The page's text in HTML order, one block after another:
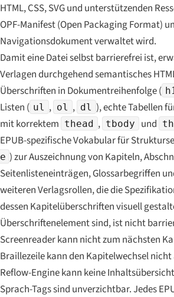
HTML, CSS, SVG und unterstützenden
OPF-Manifest (Open Packaging Format)
Navigationsdokument verwaltet wird.
Damit eine Datei selbst barrierefrei ist,
Verlagen durchgehend semantisches
Überschriften in Dokumentreihenfolge (
Listen ( ul , ol , dl
), echte Tabellen
mit korrektem thead , tbody und th
EPUB-spezifische Vokabular für
e ) zur Auszeichnung von Kapiteln,
Seitenlisteneinträgen, Glossarbegriffen
weiteren Verlagsrollen, die die
dessen Kapitelüberschriften visuell
Überschriftenelement sind, ist nicht
Screenreader kann nicht zum nächsten
Braillezeile kann den Kapitelwechsel
Reflow-Engine kann keine
Sprach-Tags sind unverzichtbar. Jedes